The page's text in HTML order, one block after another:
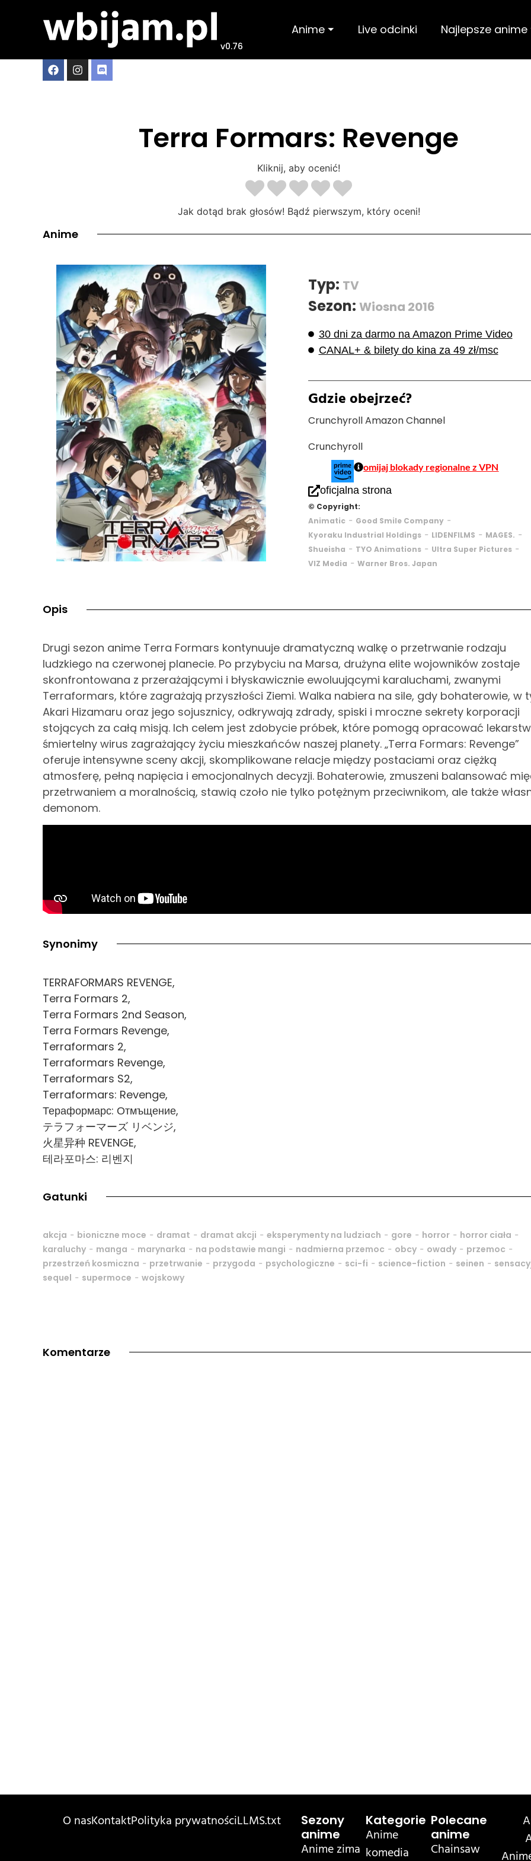
v0.76
Anime ⏷ Live odcinki Najlepsze anime
Terra Formars: Revenge
Kliknij, aby ocenić!
Jak dotąd brak głosów! Bądź pierwszym, który oceni!
Anime
Typ: TV
Sezon: Wiosna 2016
30 dni za darmo na Amazon Prime Video
CANAL+ & bilety do kina za 49 zł/msc
Gdzie obejrzeć?
Crunchyroll Amazon Channel
Crunchyroll
omijaj blokady regionalne z VPN
oficjalna strona
© Copyright:
Animatic - Good Smile Company -
Kyoraku Industrial Holdings - LIDENFILMS - MAGES. -
Shueisha - TYO Animations - Ultra Super Pictures -
VIZ Media - Warner Bros. Japan
Opis
Drugi sezon anime Terra Formars kontynuuje dramatyczną walkę o przetrwanie rodzaju
ludzkiego na czerwonej planecie. Po przybyciu na Marsa, drużyna elite wojowników zostaje
skonfrontowana z przerażającymi i błyskawicznie ewoluującymi karaluchami, zwanymi
Terraformars, które zagrażają przyszłości Ziemi. Walka nabiera na sile, gdy bohaterowie, w
Akari Hizamaru oraz jego sojusznicy, odkrywają zdrady, spiski i mroczne sekrety korporacji
stojących za całą misją. Ich celem jest zdobycie próbek, które pomogą opracować
śmiertelny wirus zagrażający życiu mieszkańców naszej planety. „Terra Formars: Revenge”
oferuje intensywne sceny akcji, skomplikowane relacje między postaciami oraz ciężką
atmosferę, pełną napięcia i emocjonalnych decyzji. Bohaterowie, zmuszeni balansować
przetrwaniem a moralnością, stawią czoło nie tylko potężnym przeciwnikom, ale także
demonom.
Synonimy
TERRAFORMARS REVENGE,
Terra Formars 2,
Terra Formars 2nd Season,
Terra Formars Revenge,
Terraformars 2,
Terraformars Revenge,
Terraformars S2,
Terraformars: Revenge,
Тераформарс: Отмъщение,
テラフォーマーズ リベンジ,
火星异种 REVENGE,
테라포마스: 리벤지
Gatunki
akcja - bioniczne moce - dramat - dramat akcji - eksperymenty na ludziach - gore - horror - horror ciała -
karaluchy - manga - marynarka - na podstawie mangi - nadmierna przemoc - obcy - owady - przemoc -
przestrzeń kosmiczna - przetrwanie - przygoda - psychologiczne - sci-fi - science-fiction - seinen -
sequel - supermoce - wojskowy
Komentarze
O nasKontaktPolityka prywatnościLLMS.txt
Sezony
anime
Anime zima
Kategorie
Anime
komedia
Polecane
anime
Chainsaw